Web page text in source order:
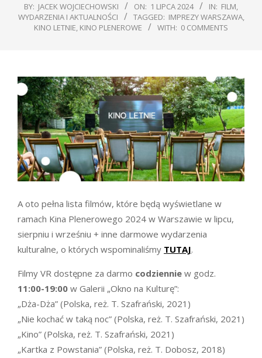
BY: JACEK WOJCIECHOWSKI ON: 1 LIPCA 2024 IN: FILM,
WYDARZENIA I AKTUALNOŚCI
TAGGED: IMPREZY WARSZAWA,
KINO LETNIE, KINO PLENEROWE WITH: 0 COMMENTS
A oto pełna lista filmów, które będą wyświetlane w
ramach Kina Plenerowego 2024 w Warszawie w lipcu,
sierpniu i wrześniu + inne darmowe wydarzenia
kulturalne, o których wspominaliśmy TUTAJ.
Filmy VR dostępne za darmo codziennie w godz.
11:00-19:00 w Galerii „Okno na Kulturę”:
„Dża-Dża” (Polska, reż. T. Szafrański, 2021)
„Nie kochać w taką noc” (Polska, reż. T. Szafrański, 2021)
„Kino” (Polska, reż. T. Szafrański, 2021)
„Kartka z Powstania” (Polska, reż. T. Dobosz, 2018)